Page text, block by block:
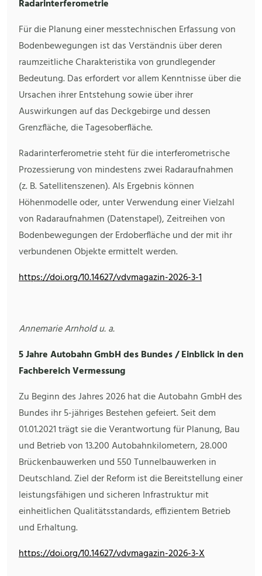
Radarinterferometrie
Für die Planung einer messtechnischen Erfassung von
Bodenbewegungen ist das Verständnis über deren
raumzeitliche Charakteristika von grundlegender
Bedeutung. Das erfordert vor allem Kenntnisse über die
Ursachen ihrer Entstehung sowie über ihrer
Auswirkungen auf das Deckgebirge und dessen
Grenzfläche, die Tagesoberfläche.
Radarinterferometrie steht für die interferometrische
Prozessierung von mindestens zwei Radaraufnahmen
(z. B. Satellitenszenen). Als Ergebnis können
Höhenmodelle oder, unter Verwendung einer Vielzahl
von Radaraufnahmen (Datenstapel), Zeitreihen von
Bodenbewegungen der Erdoberfläche und der mit ihr
verbundenen Objekte ermittelt werden.
https://doi.org/10.14627/vdvmagazin-2026-3-1
Annemarie Arnhold u. a.
5 Jahre Autobahn GmbH des Bundes / Einblick in den
Fachbereich Vermessung
Zu Beginn des Jahres 2026 hat die Autobahn GmbH des
Bundes ihr 5-jähriges Bestehen gefeiert. Seit dem
01.01.2021 trägt sie die Verantwortung für Planung, Bau
und Betrieb von 13.200 Autobahnkilometern, 28.000
Brückenbauwerken und 550 Tunnelbauwerken in
Deutschland. Ziel der Reform ist die Bereitstellung einer
leistungsfähigen und sicheren Infrastruktur mit
einheitlichen Qualitätsstandards, effizientem Betrieb
und Erhaltung.
https://doi.org/10.14627/vdvmagazin-2026-3-X